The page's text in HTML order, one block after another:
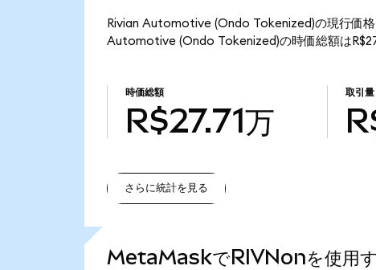
Rivian Automotive (Ondo Tokenized)の現行価格
Automotive (Ondo Tokenized)の時価総額は
時価総額
R$27.71万
取引量
さらに統計を見る
MetaMaskでRIVNonを使用